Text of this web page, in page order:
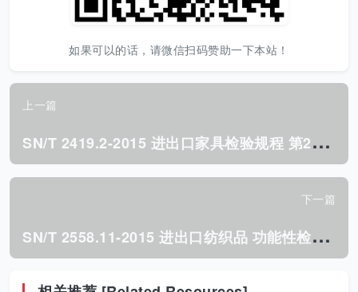
如果可以的话，请微信扫码赞助一下本站！
上一篇
S
N/T 2419.2-2015 进出口家具检验规程 第2部分:儿童家具.pdf
下一篇
S
N/T 2558.11-2015 进出口纺织品 功能性检测方法 第11部分:防沾水、防油、易去油污性能.pdf